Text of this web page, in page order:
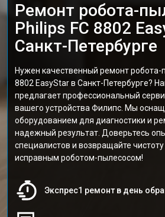
Ремонт робота-
Philips FC 8802
Санкт-Петербурге
Нужен качественный ремонт робота-
8802 EasyStar в Санкт-Петербурге?
предлагает профессиональный
вашего устройства Филипс. Мы
оборудованием для диагностики и
надежный результат. Доверьтесь
специалистов и возвращайте
исправным роботом-пылесосом!
Экспрес1 ремонт в день